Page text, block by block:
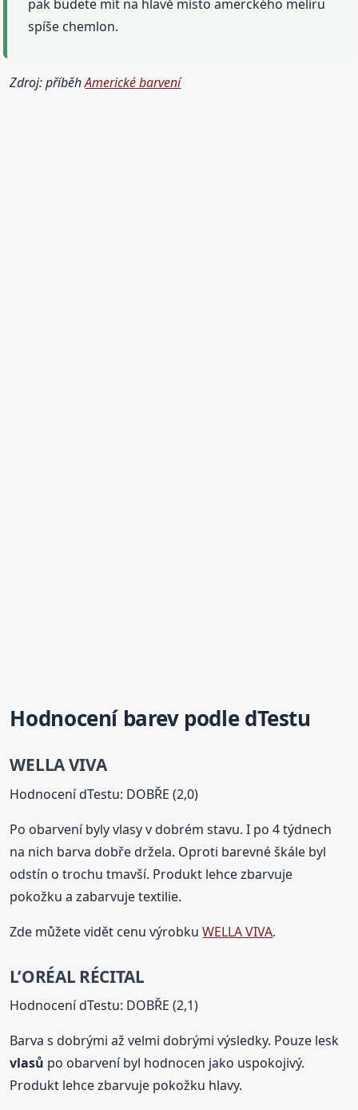
pak budete mít na hlavě místo amerckého melíru
spíše chemlon.
Zdroj: příběhAmerické barvení
Hodnocení barev podle dTestu
WELLA VIVA
Hodnocení dTestu: DOBŘE (2,0)
Po obarvení byly vlasy v dobrém stavu. I po 4 týdnech
na nich barva dobře držela. Oproti barevné škále byl
odstín o trochu tmavší. Produkt lehce zbarvuje
pokožku a zabarvuje textilie.
Zde můžete vidět cenu výrobkuWELLA VIVA.
L’ORÉAL RÉCITAL
Hodnocení dTestu: DOBŘE (2,1)
Barva s dobrými až velmi dobrými výsledky. Pouze lesk
vlasů po obarvení byl hodnocen jako uspokojivý.
Produkt lehce zbarvuje pokožku hlavy.